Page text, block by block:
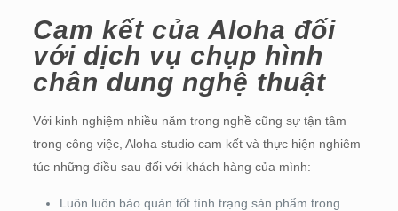
Cam kết của Aloha đối
với dịch vụ chụp hình
chân dung nghệ thuật
Với kinh nghiệm nhiều năm trong nghề cũng sự tận tâm
trong công việc, Aloha studio cam kết và thực hiện nghiêm
túc những điều sau đối với khách hàng của mình:
Luôn luôn bảo quản tốt tình trạng sản phẩm trong